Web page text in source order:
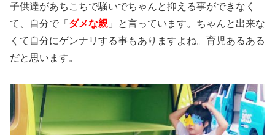
子供達があちこちで騒いでちゃんと抑える事ができなく
て、自分で「 ダメな親 」と言っています。ちゃんと出来な
くて自分にゲンナリする事もありますよね。育児あるある
だと思います。